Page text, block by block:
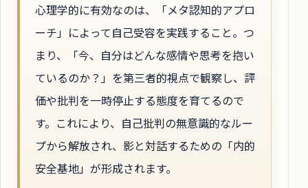
心理学的に有効なのは、「メタ認知的アプロ
ーチ」によって自己受容を実践すること。つ
まり、「今、自分はどんな感情や思考を抱い
ているのか？」を第三者的視点で観察し、評
価や批判を一時停止する態度を育てるので
す。これにより、自己批判の無意識的なルー
プから解放され、影と対話するための「内的
安全基地」が形成されます。